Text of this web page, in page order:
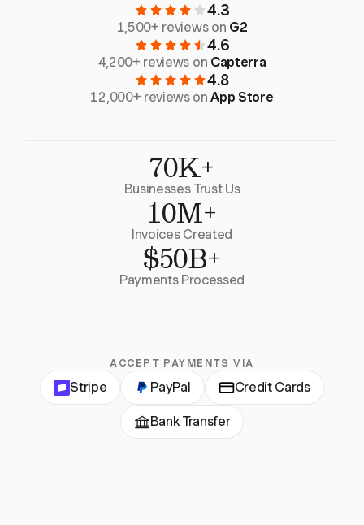
4.3
1,500+ reviews on G2
4.6
4,200+ reviews on Capterra
4.8
12,000+ reviews onApp Store
70K+
Businesses Trust Us
10M+
Invoices Created
$50B+
Payments Processed
ACCEPT PAYMENTS VIA
Stripe PayPal Credit Cards
Bank Transfer